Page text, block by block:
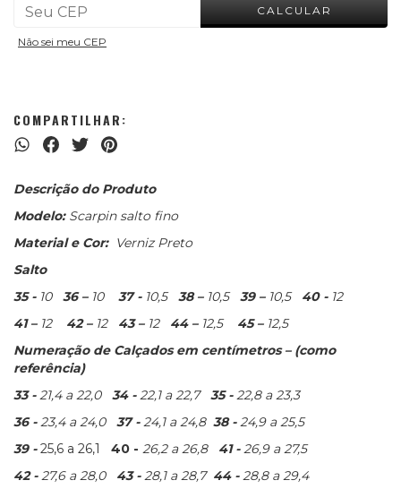
CALCULAR
Não sei meu CEP
COMPARTILHAR:
Descrição do Produto
Modelo: Scarpin salto fino
Material e Cor: Verniz Preto
Salto
35 - 10 36 – 10 37 - 10,5 38 – 10,5 39 – 10,5 40 - 12
41 – 12 42 – 12 43 – 12 44 – 12,5 45 – 12,5
Numeração de Calçados em centímetros – (como
referência)
33 -21,4 a 22,0 34 -22,1 a 22,7 35 -22,8 a 23,3
36 -23,4 a 24,037 -24,1 a 24,8 38 -24,9 a 25,5
39 -25,6 a 26,1 40 - 26,2 a 26,8 41 -26,9 a 27,5
42 -27,6 a 28,0 43 -28,1 a 28,7 44 -28,8 a 29,4